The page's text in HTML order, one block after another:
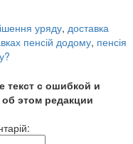
уряду, доставка
пенсій додому, пенсія
текст с ошибкой и
этом редакции